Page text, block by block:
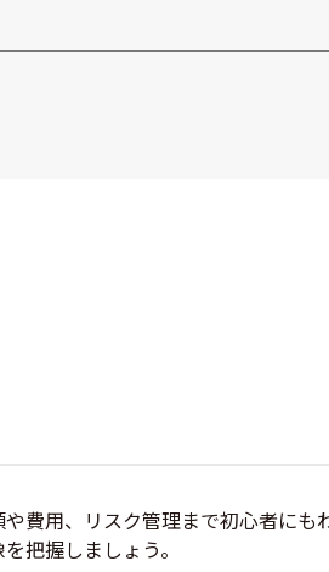
費用、リスク管理まで初心者にも
把握しましょう。